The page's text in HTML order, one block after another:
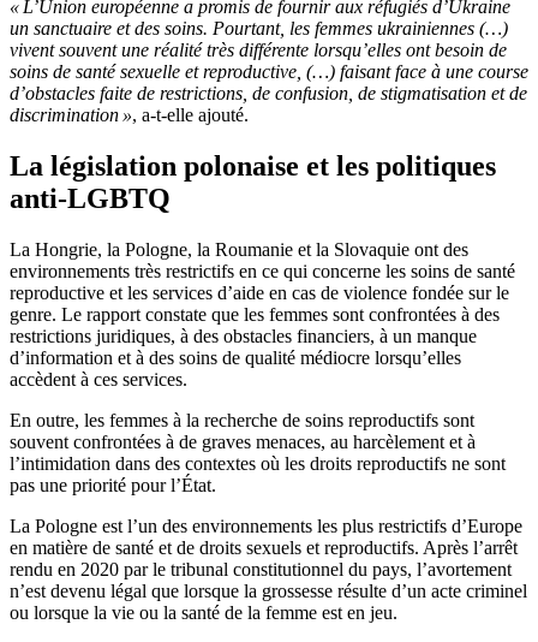
« L’Union européenne a promis de fournir aux réfugiés d’Ukraine
un sanctuaire et des soins. Pourtant, les femmes ukrainiennes (…)
vivent souvent une réalité très différente lorsqu’elles ont besoin de
soins de santé sexuelle et reproductive, (…) faisant face à une course
d’obstacles faite de restrictions, de confusion, de stigmatisation et de
discrimination », a-t-elle ajouté.
La législation polonaise et les politiques
anti-LGBTQ
La Hongrie, la Pologne, la Roumanie et la Slovaquie ont des
environnements très restrictifs en ce qui concerne les soins de santé
reproductive et les services d’aide en cas de violence fondée sur le
genre. Le rapport constate que les femmes sont confrontées à des
restrictions juridiques, à des obstacles financiers, à un manque
d’information et à des soins de qualité médiocre lorsqu’elles
accèdent à ces services.
En outre, les femmes à la recherche de soins reproductifs sont
souvent confrontées à de graves menaces, au harcèlement et à
l’intimidation dans des contextes où les droits reproductifs ne sont
pas une priorité pour l’État.
La Pologne est l’un des environnements les plus restrictifs d’Europe
en matière de santé et de droits sexuels et reproductifs. Après l’arrêt
rendu en 2020 par le tribunal constitutionnel du pays, l’avortement
n’est devenu légal que lorsque la grossesse résulte d’un acte criminel
ou lorsque la vie ou la santé de la femme est en jeu.